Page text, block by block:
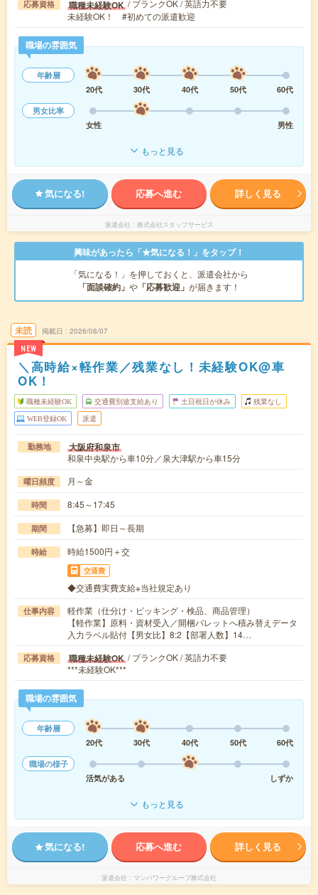
応募資格 職種未経験OK / ブランクOK / 英語力不要
未経験OK！ #初めての派遣歓迎
職場の雰囲気
年齢層
20代
30代 40代 50代
60代
男女比率
女性
男性
もっと見る
気になる! 応募へ進む 詳しく見る
派遣会社 株式会社スタッフサービス
興味があったら「★気になる！」をタップ！
「気になる！」を押しておくと、派遣会社から
「面談確約」 や 「応募歓迎」 が届きます！
未読
NEW
掲載日 2026/08/07
＼高時給×軽作業／残業なし！未経験OK@車
OK！
職種未経験OK 交通費別途支給あり 土日祝日が休み 残業なし
WEB登録OK 派遣
勤務地 大阪府和泉市
和泉中央駅から車10分／泉大津駅から車15分
曜日頻度 月～金
時間 8:45～17:45
期間 【急募】即日～長期
時給 時給1500円＋交
交通費
◆交通費実費支給※当社規定あり
仕事内容
軽作業（仕分け・ピッキング・検品、商品管理）
【軽作業】原料・資材受入／開梱パレットへ積み替えデータ
入力ラベル貼付【男女比】8:2【部署人数】14…
応募資格 職種未経験OK / ブランクOK / 英語力不要
***未経験OK***
職場の雰囲気
年齢層
20代
30代 40代 50代
60代
職場の様子
活気がある
しずか
もっと見る
気になる! 応募へ進む 詳しく見る
派遣会社 マンパワーグループ株式会社